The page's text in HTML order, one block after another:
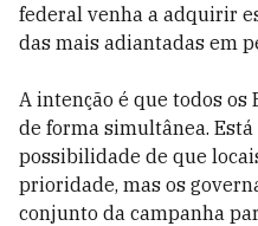
federal venha a adquirir
das mais adiantadas em
A intenção é que todos os
de forma simultânea.
possibilidade de que
prioridade, mas os
conjunto da campanha